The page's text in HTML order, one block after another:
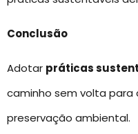
Conclusão
Adotar práticas
caminho sem volta para
preservação ambiental.